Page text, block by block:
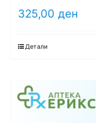
325,00 ден
Детали